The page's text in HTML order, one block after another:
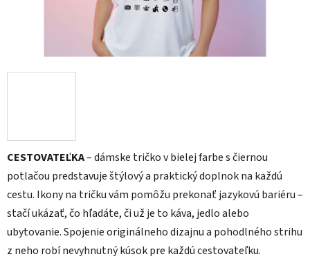
CESTOVATEĽKA– dámske tričko v bielej farbe s čiernou
potlačou predstavuje štýlový a praktický doplnok na každú
cestu. Ikony na tričku vám pomôžu prekonať jazykovú bariéru –
stačí ukázať, čo hľadáte, či už je to káva, jedlo alebo
ubytovanie. Spojenie originálneho dizajnu a pohodlného strihu
z neho robí nevyhnutný kúsok pre každú cestovateľku.